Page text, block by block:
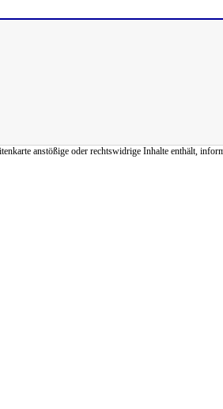
anstößige oder rechtswidrige Inhalte enthält,